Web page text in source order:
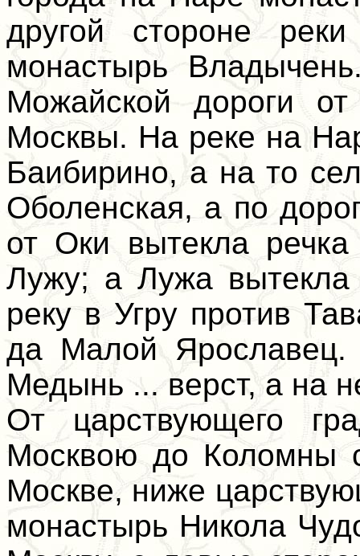
другой стороне
монастырь
Можайской дороги
Москвы. На реке на
Баибирино, а на то
Оболенская, а по
от Оки вытекла
Лужу; а Лужа
реку в Угру против
да Малой
Медынь ... верст, а на
От царствующего
Москвою до Коломны
Москве, ниже
монастырь Никола